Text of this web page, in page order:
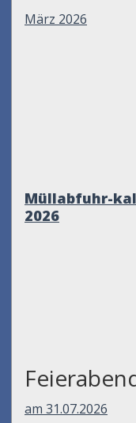
März 2026
Müllabfuhr-
2026
am 31.07.2026